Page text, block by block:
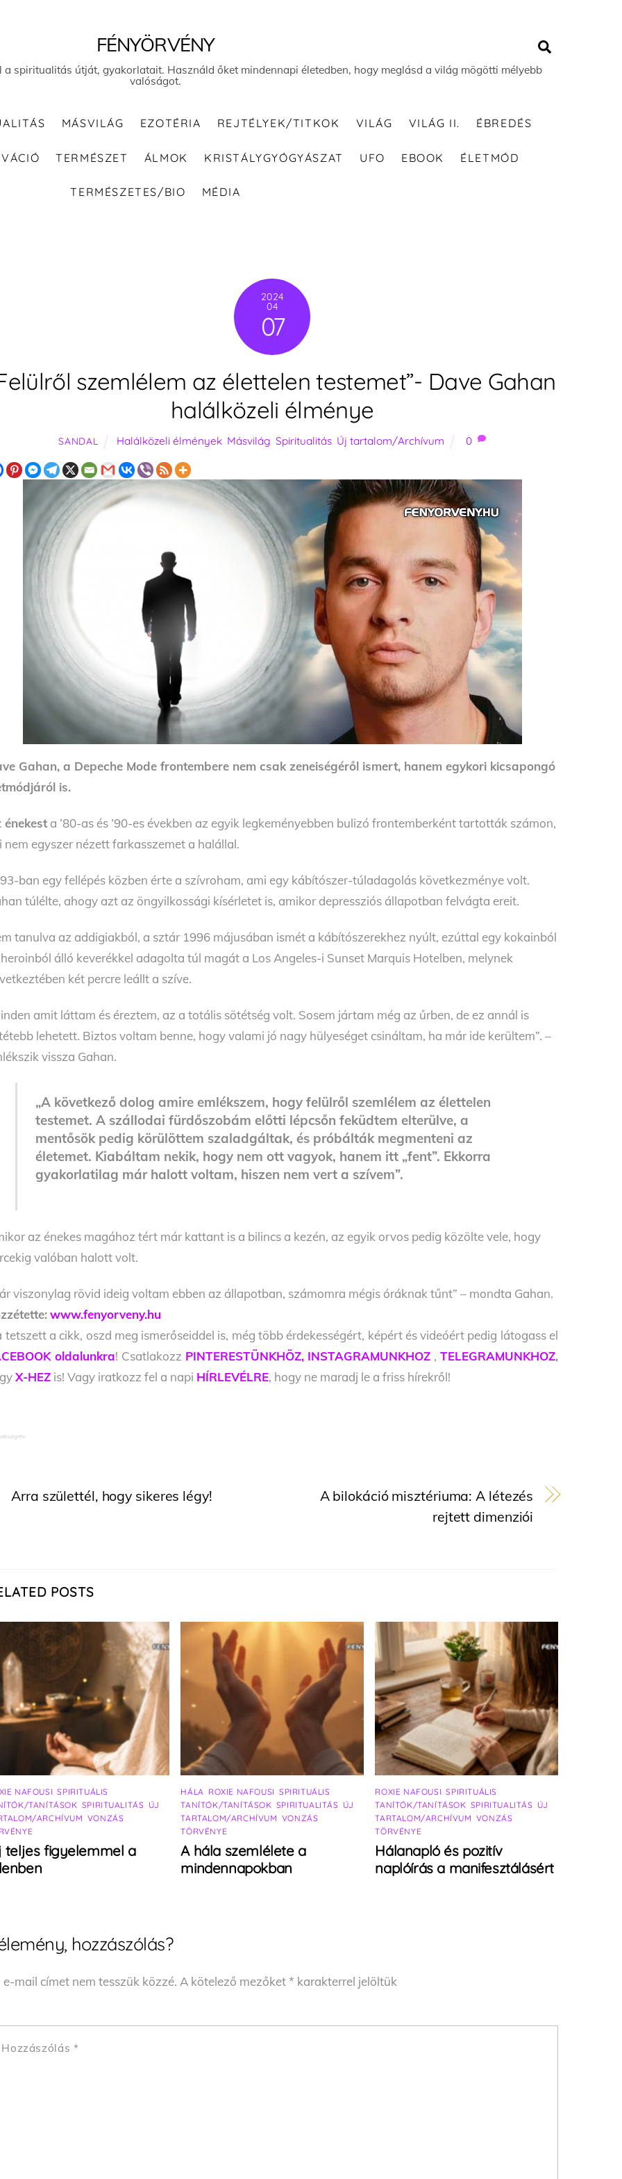
FÉNYÖRVÉNY
a spiritualitás útját, gyakorlatait. Használd őket mindennapi életedben, hogy meglásd a világ mögötti mélyebb
valóságot.
MÁSVILÁG EZOTÉRIA REJTÉLYEK/TITKOK VILÁG VILÁG II. ÉBREDÉS
TERMÉSZET ÁLMOK KRISTÁLYGYÓGYÁSZAT UFO EBOOK ÉLETMÓD
TERMÉSZETES/BIO MÉDIA
2024
04
07
szemlélem az élettelen testemet”- Dave Gahan
halálközeli élménye
SANDAL Halálközeli élmények Másvilág ,Spiritualitás Új tartalom/Archívum 0
Gahan, a Depeche Mode frontembere nem csak zeneiségéről ismert, hanem egykori kicsapongó
is.
énekest a ’80-as és ’90-es években az egyik legkeményebben bulizó frontemberként tartották számon,
nem egyszer nézett farkasszemet a halállal.
ban egy fellépés közben érte a szívroham, ami egy kábítószer-túladagolás következménye volt.
túlélte, ahogy azt az öngyilkossági kísérletet is, amikor depressziós állapotban felvágta ereit.
tanulva az addigiakból, a sztár 1996 májusában ismét a kábítószerekhez nyúlt, ezúttal egy kokainból
heroinból álló keverékkel adagolta túl magát a Los Angeles-i Sunset Marquis Hotelben, melynek
két percre leállt a szíve.
amit láttam és éreztem, az a totális sötétség volt. Sosem jártam még az űrben, de ez annál is
lehetett. Biztos voltam benne, hogy valami jó nagy hülyeséget csináltam, ha már ide kerültem”. –
vissza Gahan.
„A következő dolog amire emlékszem, hogy felülről szemlélem az élettelen
testemet. A szállodai fürdőszobám előtti lépcsőn feküdtem elterülve, a
mentősök pedig körülöttem szaladgáltak, és próbálták megmenteni az
életemet. Kiabáltam nekik, hogy nem ott vagyok, hanem itt „fent”. Ekkorra
gyakorlatilag már halott voltam, hiszen nem vert a szívem”.
az énekes magához tért már kattant is a bilincs a kezén, az egyik orvos pedig közölte vele, hogy
valóban halott volt.
viszonylag rövid ideig voltam ebben az állapotban, számomra mégis óráknak tűnt” – mondta Gahan.
www.fenyorveny.hu
tetszett a cikk, oszd meg ismerőseiddel is, még több érdekességért, képért és videóért pedig látogass el
oldalunkra! Csatlakozz PINTERESTÜNKHÖZ, INSTAGRAMUNKHOZ , TELEGRAMUNKHOZ,
X-HEZ is! Vagy iratkozz fel a napi HÍRLEVÉLRE, hogy ne maradj le a friss hírekről!
Arra születtél, hogy sikeres légy!
A bilokáció misztériuma: A létezés
rejtett dimenziói
POSTS
NAFOUSI ,SPIRITUÁLIS
TANÍTÁSOK SPIRITUALITÁS ÚJ
ARCHÍVUM VONZÁS
teljes figyelemmel a
HÁLA ROXIE NAFOUSI SPIRITUÁLIS
TANÍTÓK/TANÍTÁSOK SPIRITUALITÁS ÚJ
TARTALOM/ARCHÍVUM VONZÁS
TÖRVÉNYE
A hála szemlélete a
mindennapokban
ROXIE NAFOUSI ,SPIRITUÁLIS
TANÍTÓK/TANÍTÁSOK SPIRITUALITÁS ÚJ
TARTALOM/ARCHÍVUM VONZÁS
TÖRVÉNYE
Hálanapló és pozitív
naplóírás a manifesztálásért
hozzászólás?
e-mail címet nem tesszük közzé. A kötelező mezőket* karakterrel jelöltük
Hozzászólás *